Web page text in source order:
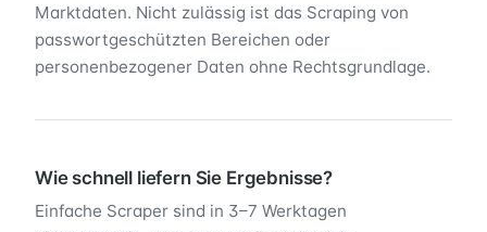
Marktdaten. Nicht zulässig ist das Scraping von
passwortgeschützten Bereichen oder
personenbezogener Daten ohne Rechtsgrundlage.
Wie schnell liefern Sie Ergebnisse?
Einfache Scraper sind in 3–7 Werktagen